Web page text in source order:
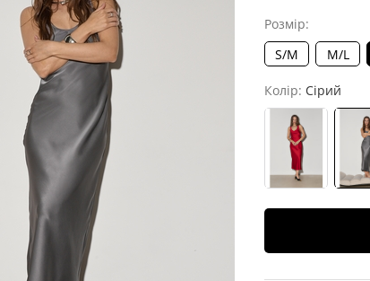
Розмір:
S/M
M/L
Колір: Сірий